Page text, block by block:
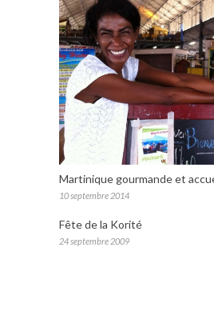
Martinique gourmande et
10 septembre 2014
Fête de la Korité
24 septembre 2009